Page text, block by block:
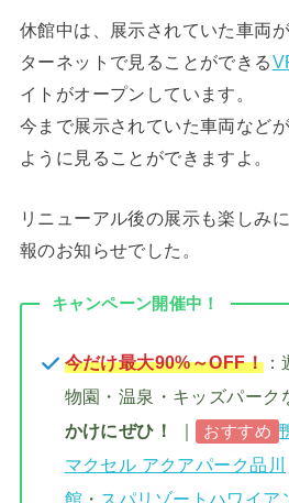
休館中は、展示されていた車両
ターネットで見ることができる
イトがオープンしています。
今まで展示されていた車両など
ように見ることができますよ。
リニューアル後の展示も楽しみ
報のお知らせでした。
キャンペーン開催中！
今だけ最大90%～OFF！：
物園・温泉・キッズパー
かけにぜひ！
｜ おすすめ
マクセル アクアパーク品川
館 ・ スパリゾートハワイア